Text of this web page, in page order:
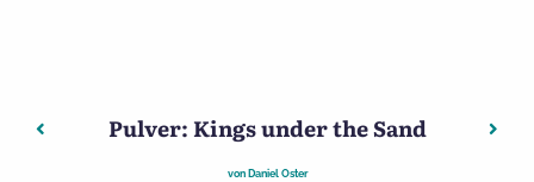
Beitragsnavigation
Vorheriger: Pulver EP
Pulver: Kings under the Sand
von Daniel Oster